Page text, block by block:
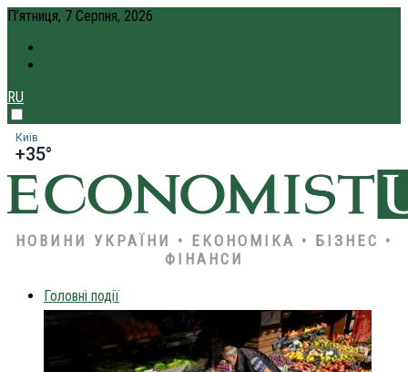
П’ятниця, 7 Серпня, 2026
RU
Київ
+35°
НОВИНИ УКРАЇНИ • ЕКОНОМІКА • БІЗНЕС •
ФІНАНСИ
Головні події